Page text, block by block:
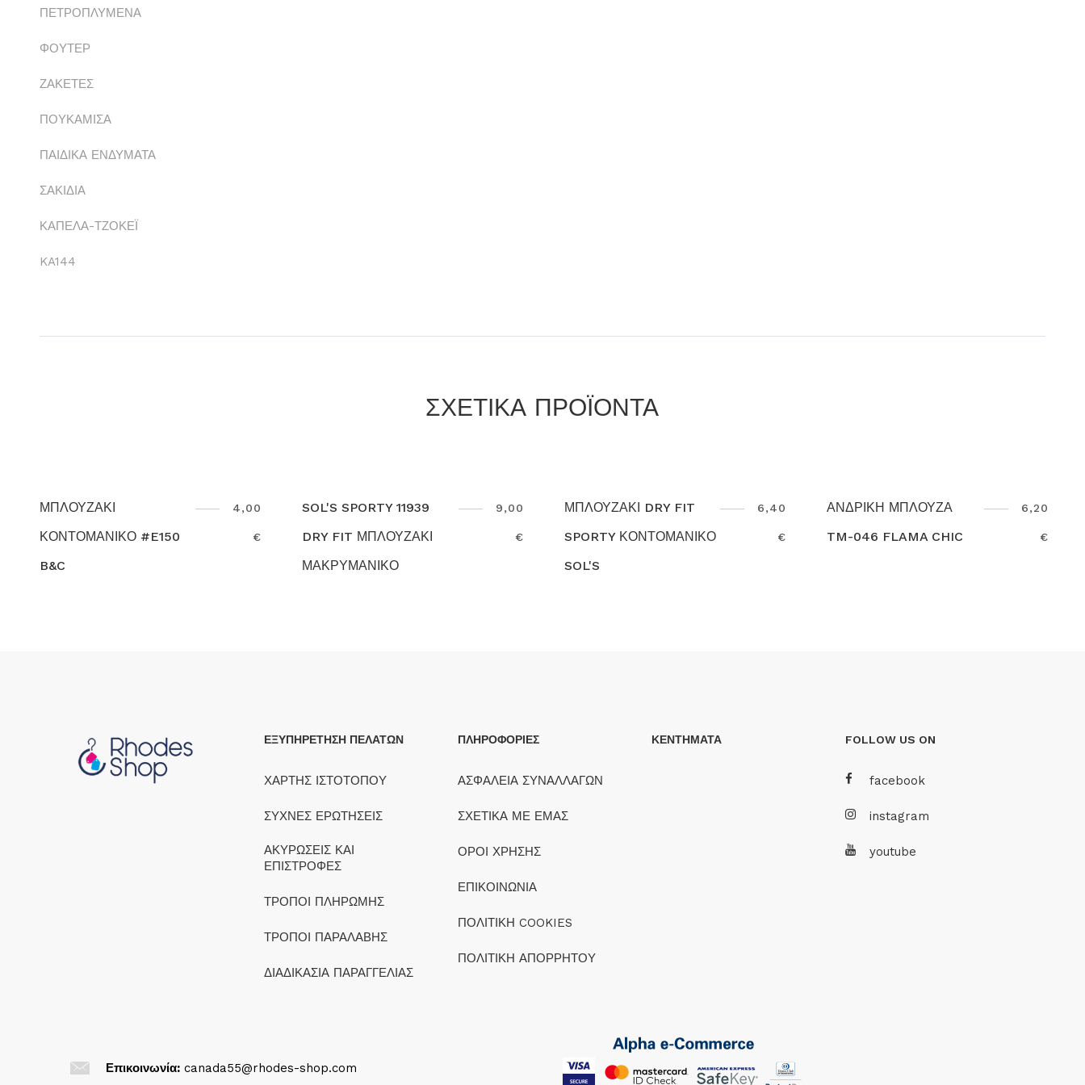
ΠΕΤΡΟΠΛΥΜΕΝΑ
ΦΟΥΤΕΡ
ΖΑΚΕΤΕΣ
ΠΟΥΚΑΜΙΣΑ
ΠΑΙΔΙΚΑ ΕΝΔΥΜΑΤΑ
ΣΑΚΙΔΙΑ
ΚΑΠΕΛΑ-ΤΖΟΚΕΪ
KA144
ΣΧΕΤΙΚΑ ΠΡΟΪΟΝΤΑ
4,00
€
SOL'S SPORTY 11939
DRY FIT ΜΠΛΟΥΖΑΚΙ
9,00
€
ΜΠΛΟΥΖΑΚΙ DRY FIT
SPORTY ΚΟΝΤΟΜΑΝΙΚΟ
SOL'S
6,40
€
Search
ΑΝΔΡΙΚΗ ΜΠΛΟΥΖΑ
TM-046 FLAMA CHIC
6,20
€
T-SHIRT LIVERPOOL HI-
VIS CXS 46-10-31
17,00
ΕΞΥΠΗΡΕΤΗΣΗ ΠΕΛΑΤΩΝ
ΧΑΡΤΗΣ ΙΣΤΟΤΟΠΟΥ
ΣΥΧΝΕΣ ΕΡΩΤΗΣΕΙΣ
ΑΚΥΡΩΣΕΙΣ ΚΑΙ
ΕΠΙΣΤΡΟΦΕΣ
ΤΡΟΠΟΙ ΠΛΗΡΩΜΗΣ
ΤΡΟΠΟΙ ΠΑΡΑΛΑΒΗΣ
ΔΙΑΔΙΚΑΣΙΑ ΠΑΡΑΓΓΕΛΙΑΣ
ΠΛΗΡΟΦΟΡΙΕΣ
ΑΣΦΑΛΕΙΑ ΣΥΝΑΛΛΑΓΩΝ
ΣΧΕΤΙΚΑ ΜΕ ΕΜΑΣ
ΟΡΟΙ ΧΡΗΣΗΣ
ΕΠΙΚΟΙΝΩΝΙΑ
ΠΟΛΙΤΙΚΗ COOKIES
ΠΟΛΙΤΙΚΗ ΑΠΟΡΡΗΤΟΥ
ΚΕΝΤΗΜΑΤΑ FOLLOW US ON
facebook
instagram
youtube
Επικοινωνία: canada55@rhodes-shop.com